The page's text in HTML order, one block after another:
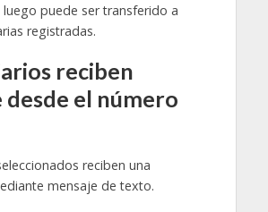
luego puede ser transferido a
registradas.
reciben
desde el número
reciben una
mensaje de texto.